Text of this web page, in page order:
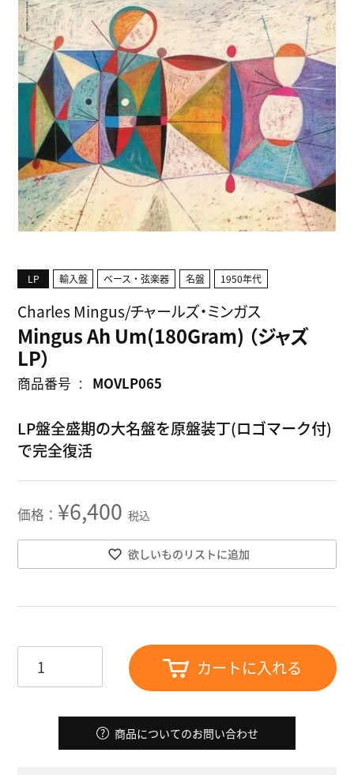
LP 輸入盤 ベース・弦楽器 名盤 1950年代
Charles Mingus/チャールズ・ミンガス
Mingus Ah Um(180Gram) （ジャズ
LP）
商品番号 MOVLP065
LP盤全盛期の大名盤を原盤装丁(ロゴマーク付)
で完全復活
¥6,400 税込
欲しいものリストに追加
カートに入れる
商品についてのお問い合わせ